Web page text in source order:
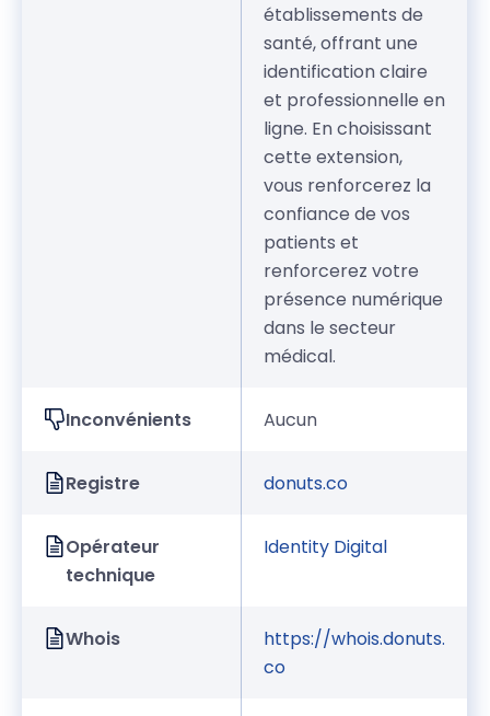
établissements de
santé, offrant une
identification claire
et professionnelle en
ligne. En choisissant
cette extension,
vous renforcerez la
confiance de vos
patients et
renforcerez votre
présence numérique
dans le secteur
médical.
Inconvénients Aucun
Registre donuts.co
Opérateur
technique
Identity Digital
Whois
https://whois.donuts.
co